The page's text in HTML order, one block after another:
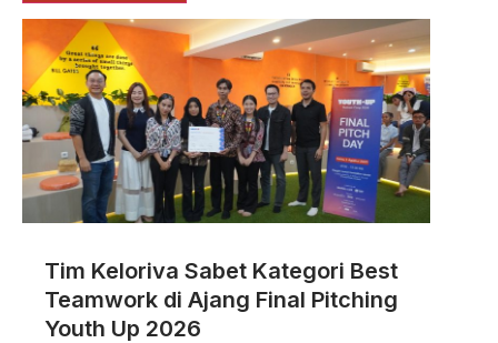
Tim Keloriva Sabet Kategori Best
Teamwork di Ajang Final Pitching
Youth Up 2026